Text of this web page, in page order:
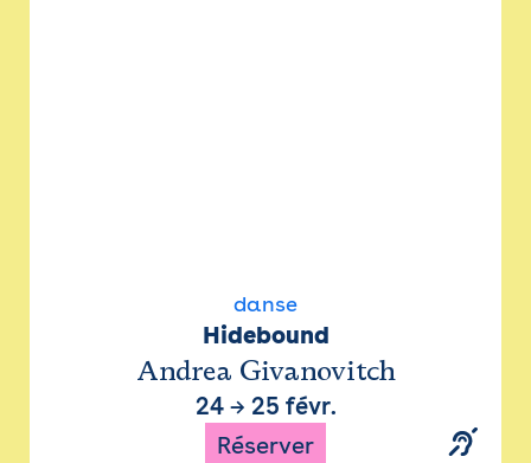
danse
Hidebound
Andrea Givanovitch
24→ 25 févr.
Réserver